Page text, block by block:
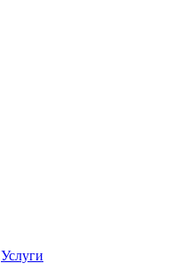
Услуги